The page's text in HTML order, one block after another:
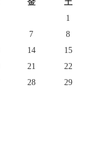
金 土
1
7
8
14
15
21
22
28
29